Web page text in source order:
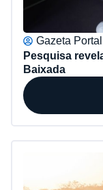
Gazeta Portal
Pesquisa
Baixada